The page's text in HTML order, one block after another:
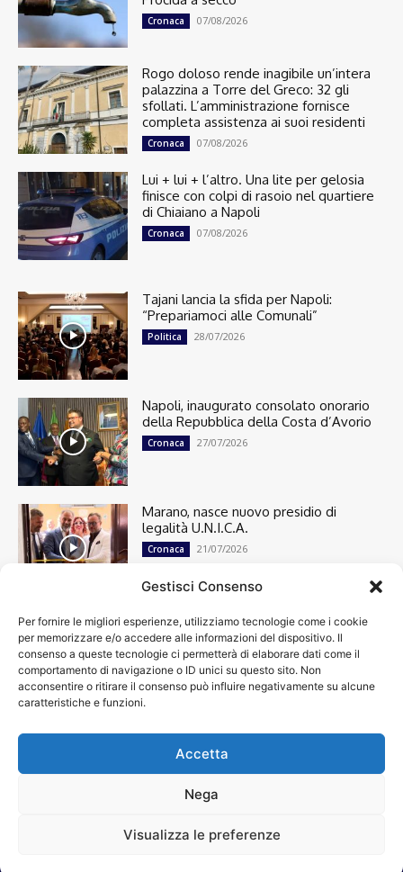
Gestisci Consenso
Per fornire le migliori esperienze, utilizziamo tecnologie come i cookie
per memorizzare e/o accedere alle informazioni del dispositivo. Il
consenso a queste tecnologie ci permetterà di elaborare dati come il
comportamento di navigazione o ID unici su questo sito. Non
acconsentire o ritirare il consenso può influire negativamente su alcune
caratteristiche e funzioni.
Accetta
Nega
Visualizza le preferenze
Cronaca 07/08/2026
Rogo doloso rende inagibile un’intera
palazzina a Torre del Greco: 32 gli
sfollati. L’amministrazione fornisce
completa assistenza ai suoi residenti
Cronaca 07/08/2026
Lui + lui + l’altro. Una lite per gelosia
finisce con colpi di rasoio nel quartiere
di Chiaiano a Napoli
Cronaca 07/08/2026
Tajani lancia la sfida per Napoli:
“Prepariamoci alle Comunali”
Politica 28/07/2026
Napoli, inaugurato consolato onorario
della Repubblica della Costa d’Avorio
Cronaca 27/07/2026
Marano, nasce nuovo presidio di
legalità U.N.I.C.A.
Cronaca 21/07/2026
Cronaca
13498
Attualità
7303
top
News
4209
Cultura
Contatti Privacy Policy
Accessibilità